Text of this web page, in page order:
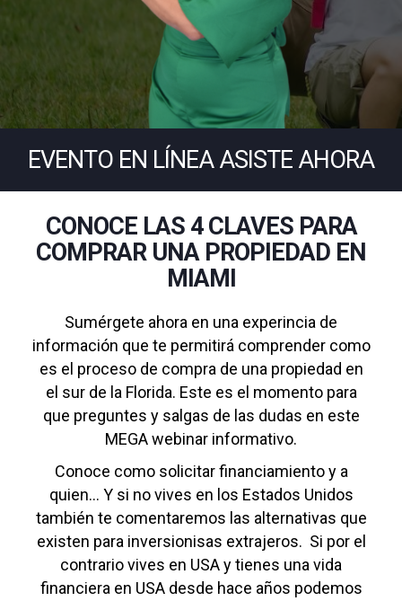
EVENTO EN LÍNEA ASISTE AHORA
CONOCE LAS 4 CLAVES PARA
COMPRAR UNA PROPIEDAD EN
MIAMI
Sumérgete ahora en una experincia de
información que te permitirá comprender como
es el proceso de compra de una propiedad en
el sur de la Florida. Este es el momento para
que preguntes y salgas de las dudas en este
MEGA webinar informativo.
Conoce como solicitar financiamiento y a
quien... Y si no vives en los Estados Unidos
también te comentaremos las alternativas que
existen para inversionisas extrajeros. Si por el
contrario vives en USA y tienes una vida
financiera en USA desde hace años podemos